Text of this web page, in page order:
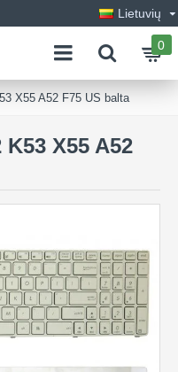
Lietuvių
0
X55 A52 F75 US balta
X55 A52